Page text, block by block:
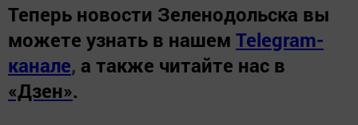
Теперь новости Зеленодольска вы
можете узнать в нашем Telegram-
канале, а также читайте нас в
«Дзен».